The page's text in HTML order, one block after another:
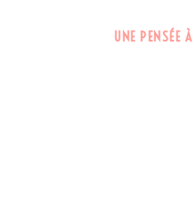
UNE PENSÉE